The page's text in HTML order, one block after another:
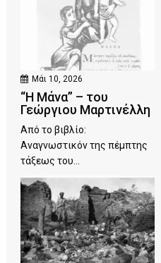
Μάι 10, 2026
“Η Μάνα” – του
Γεώργιου Μαρτινέλλη
Από το βιβλίο:
Αναγνωστικόν της πέμπτης
τάξεως του...